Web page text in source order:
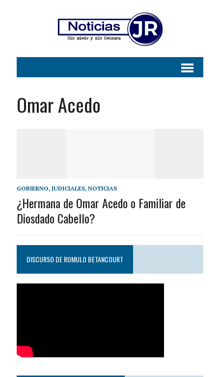
Omar Acedo
GOBIERNO, JUDICIALES, NOTICIAS
¿Hermana de Omar Acedo o Familiar de
Diosdado Cabello?
DISCURSO DE ROMULO BETANCOURT